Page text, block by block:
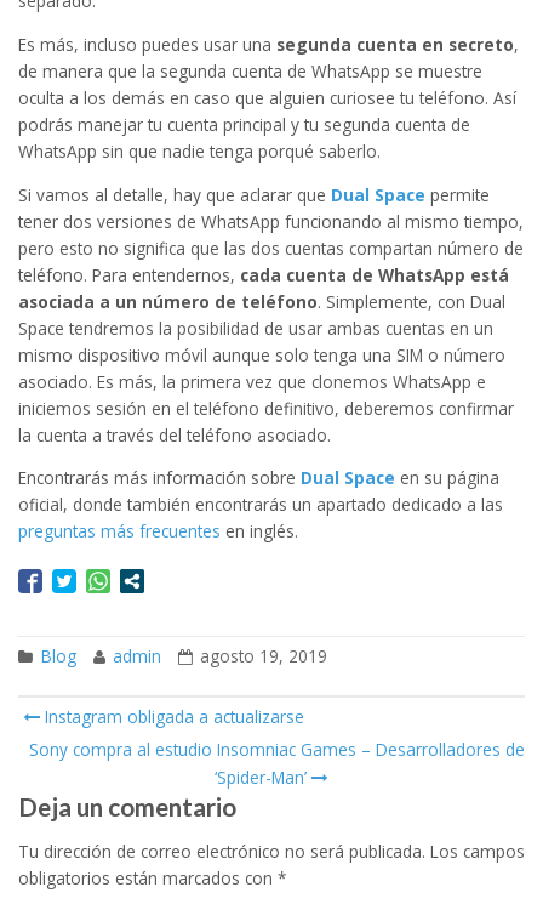
Es más, incluso puedes usar una segunda cuenta en secreto,
de manera que la segunda cuenta de WhatsApp se muestre
oculta a los demás en caso que alguien curiosee tu teléfono. Así
podrás manejar tu cuenta principal y tu segunda cuenta de
WhatsApp sin que nadie tenga porqué saberlo.
Si vamos al detalle, hay que aclarar que Dual Space permite
tener dos versiones de WhatsApp funcionando al mismo tiempo,
pero esto no significa que las dos cuentas compartan número de
teléfono. Para entendernos, cada cuenta de WhatsApp está
asociada a un número de teléfono. Simplemente, con Dual
Space tendremos la posibilidad de usar ambas cuentas en un
mismo dispositivo móvil aunque solo tenga una SIM o número
asociado. Es más, la primera vez que clonemos WhatsApp e
iniciemos sesión en el teléfono definitivo, deberemos confirmar
la cuenta a través del teléfono asociado.
Encontrarás más información sobre Dual Space en su página
oficial, donde también encontrarás un apartado dedicado a las
preguntas más frecuentes en inglés.
Blog admin agosto 19, 2019
Post navigation
Instagram obligada a actualizarse
Sony compra al estudio Insomniac Games – Desarrolladores de
‘Spider-Man’
Deja un comentario
Tu dirección de correo electrónico no será publicada. Los campos
obligatorios están marcados con *